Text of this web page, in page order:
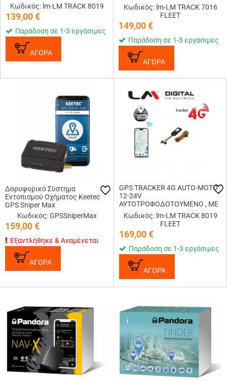
ΔΥΝΑΤΟΤΗΤΑ ΔΙΑΧΕΙΡΙΣΗς
ΜΕΣΩ APP ΣΤΟ ΚΙΝΗΤΟ
Κωδικός: lm-LM TRACK 8019
139,00€
Παράδοση σε 1-3 εργάσιμες
ΑΓΟΡΑ
AYTOΤΡΟΦΟΔΟΤΟΥΜΕΝO , ΜΕ
ΔΥΝΑΤΟΤΗΤΑ ΔΙΑΧΕΙΡΙΣΗς
ΜΕΣΩ APP ΣΤΟ ΚΙΝΗΤΟ
Κωδικός: lm-LM TRACK 7016
FLEET
149,00€
Παράδοση σε 1-3 εργάσιμες
ΑΓΟΡΑ
Δορυφορικό Σύστημα
Εντοπισμού Οχήματος Keetec
GPS Sniper Max
Κωδικός: GPSSniperMax
159,00€
Εξαντλήθηκε & Αναμένεται
ΑΓΟΡΑ
GPS TRACKER 4G AUTO-MOTO
12-24V
AYTOΤΡΟΦΟΔΟΤΟΥΜΕΝO , ΜΕ
ΔΥΝΑΤΟΤΗΤΑ ΔΙΑΧΕΙΡΙΣΗς
ΜΕΣΩ APP ΣΤΟ ΚΙΝΗΤΟ
Κωδικός: lm-LM TRACK 8019
FLEET
169,00€
Παράδοση σε 1-3 εργάσιμες
ΑΓΟΡΑ